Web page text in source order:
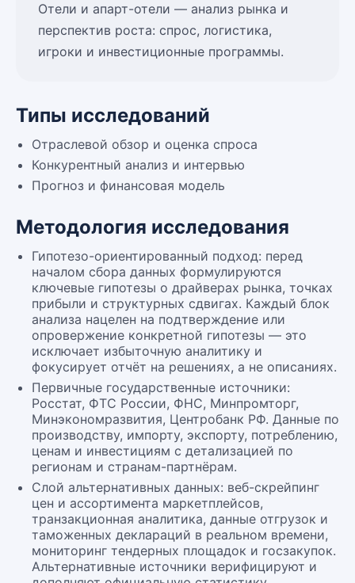
Отели и апарт-отели — анализ рынка и
перспектив роста: спрос, логистика,
игроки и инвестиционные программы.
Типы исследований
Отраслевой обзор и оценка спроса
Конкурентный анализ и интервью
Прогноз и финансовая модель
Методология исследования
Гипотезо-ориентированный подход: перед
началом сбора данных формулируются
ключевые гипотезы о драйверах рынка, точках
прибыли и структурных сдвигах. Каждый блок
анализа нацелен на подтверждение или
опровержение конкретной гипотезы — это
исключает избыточную аналитику и
фокусирует отчёт на решениях, а не описаниях.
Первичные государственные источники:
Росстат, ФТС России, ФНС, Минпромторг,
Минэкономразвития, Центробанк РФ. Данные по
производству, импорту, экспорту, потреблению,
ценам и инвестициям с детализацией по
регионам и странам-партнёрам.
Слой альтернативных данных: веб-скрейпинг
цен и ассортимента маркетплейсов,
транзакционная аналитика, данные отгрузок и
таможенных деклараций в реальном времени,
мониторинг тендерных площадок и госзакупок.
Альтернативные источники верифицируют и